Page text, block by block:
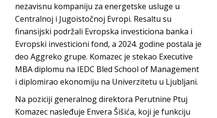
nezavisnu kompaniju za energetske usluge u
Centralnoj i Jugoistočnoj Evropi. Resaltu su
finansijski podržali Evropska investiciona banka i
Evropski investicioni fond, a 2024. godine postala je
deo Aggreko grupe. Komazec je stekao Executive
MBA diplomu na IEDC Bled School of Management
i diplomirao ekonomiju na Univerzitetu u Ljubljani.
Na poziciji generalnog direktora Perutnine Ptuj
Komazec nasleđuje Envera Šišića, koji je funkciju